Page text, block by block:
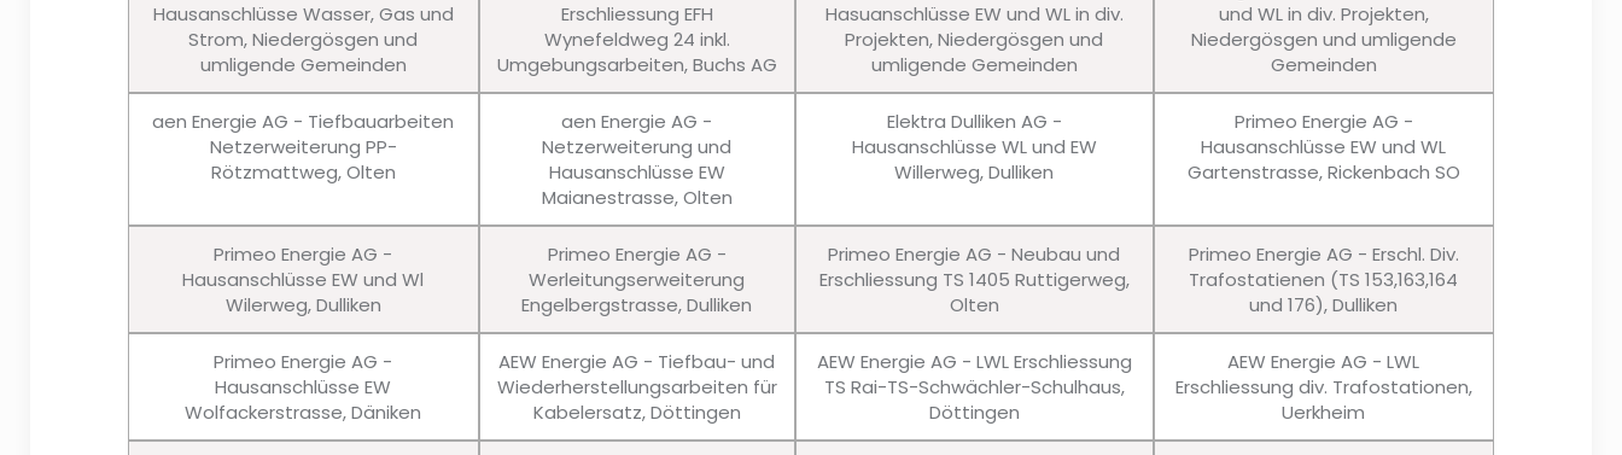
Hausanschlüsse Wasser, Gas und
Strom, Niedergösgen und
umligende Gemeinden
Erschliessung EFH
Wynefeldweg 24 inkl.
Umgebungsarbeiten, Buchs AG
Hasuanschlüsse EW und WL in div.
Projekten, Niedergösgen und
umligende Gemeinden
und WL in div. Projekten,
Niedergösgen und umligende
Gemeinden
aen Energie AG - Tiefbauarbeiten
Netzerweiterung PP-
Rötzmattweg, Olten
aen Energie AG -
Netzerweiterung und
Hausanschlüsse EW
Maianestrasse, Olten
Elektra Dulliken AG -
Hausanschlüsse WL und EW
Willerweg, Dulliken
Primeo Energie AG -
Hausanschlüsse EW und WL
Gartenstrasse, Rickenbach SO
Primeo Energie AG -
Hausanschlüsse EW und Wl
Wilerweg, Dulliken
Primeo Energie AG -
Werleitungserweiterung
Engelbergstrasse, Dulliken
Primeo Energie AG - Neubau und
Erschliessung TS 1405 Ruttigerweg,
Olten
Primeo Energie AG - Erschl. Div.
Trafostatienen (TS 153,163,164
und 176), Dulliken
Primeo Energie AG -
Hausanschlüsse EW
Wolfackerstrasse, Däniken
AEW Energie AG - Tiefbau- und
Wiederherstellungsarbeiten für
Kabelersatz, Döttingen
AEW Energie AG - LWL Erschliessung
TS Rai-TS-Schwächler-Schulhaus,
Döttingen
AEW Energie AG - LWL
Erschliessung div. Trafostationen,
Uerkheim